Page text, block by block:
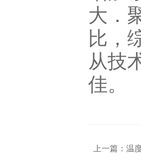
大．
比，
从技
佳。
上一篇： 温